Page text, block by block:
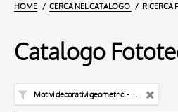
HOME CERCA NEL CATALOGO RICERCA
Catalogo
Motivi decorativi geometrici - coperta di libro liturgico